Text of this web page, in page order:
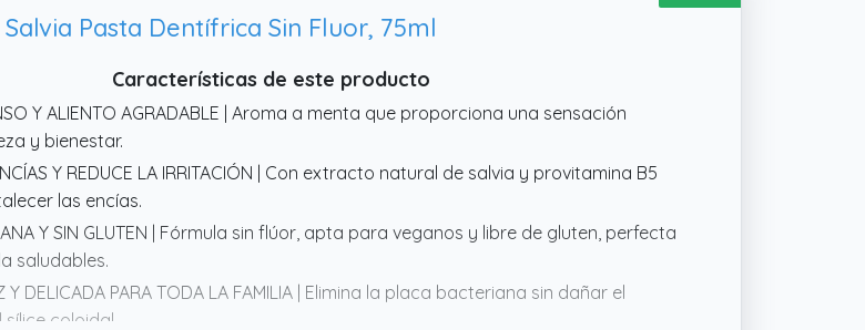
Pasta Dentífrica Sin Fluor, 75ml
Características de este producto
Y ALIENTO AGRADABLE | Aroma a menta que proporciona una sensación
y bienestar.
Y REDUCE LA IRRITACIÓN | Con extracto natural de salvia y provitamina B5
las encías.
Y SIN GLUTEN | Fórmula sin flúor, apta para veganos y libre de gluten, perfecta
saludables.
Y DELICADA PARA TODA LA FAMILIA | Elimina la placa bacteriana sin dañar el
coloidal.